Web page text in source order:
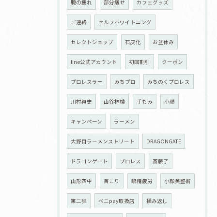
腕の疲れ 部分痩せ カフェグッズ
ご連絡 セルフホワイトニング
セレクトショップ 石灰化 お盆休み
line公式アカウント 初回割引 クーポン
プロレスラー みちプロ みちのくプロレス
川村興史 山谷林檎 手もみ 小顔
キャンペーン ラーメン
大野目ラーメンストリート DRAGONGATE
ドラゴンゲート プロレス 斎藤了
山形四中 首こり 眼精疲労 小顔美整術
第二弾 ベニpay取扱店 揉み返し